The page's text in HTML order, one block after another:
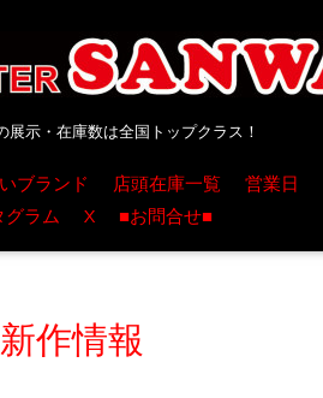
展示・在庫数は全国トップクラス！
ブランド 店頭在庫一覧 営業日
グラム
X ■お問合せ■
新作情報